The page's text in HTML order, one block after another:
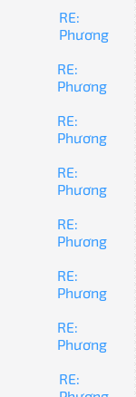
RE:
Phương
RE:
Phương
RE:
Phương
RE:
Phương
RE:
Phương
RE:
Phương
RE:
Phương
RE: